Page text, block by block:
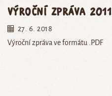
Výroční zpráva 2011
27. 6. 2018
Výroční zpráva ve formátu .PDF